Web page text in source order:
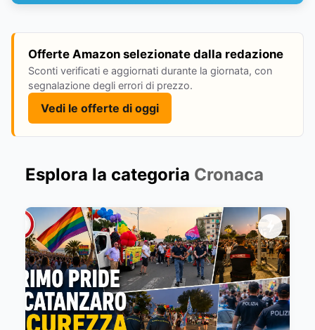
Offerte Amazon selezionate dalla redazione
Sconti verificati e aggiornati durante la giornata, con
segnalazione degli errori di prezzo.
Vedi le offerte di oggi
Esplora la categoria Cronaca